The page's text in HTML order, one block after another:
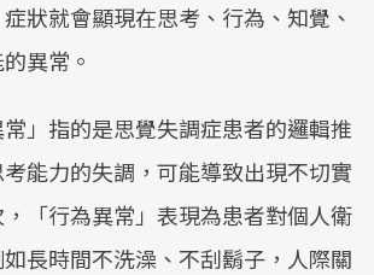
狀就會顯現在思考、行為、知覺、
異常。
」指的是思覺失調症患者的邏輯推
能力的失調，可能導致出現不切實
「行為異常」表現為患者對個人衛
長時間不洗澡、不刮鬍子，人際關